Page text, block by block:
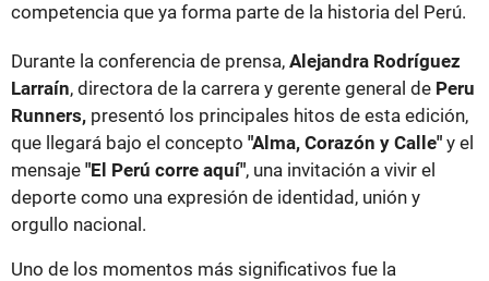
competencia que ya forma parte de la historia del Perú.
Durante la conferencia de prensa, Alejandra Rodríguez
Larraín, directora de la carrera y gerente general de Peru
Runners, presentó los principales hitos de esta edición,
que llegará bajo el concepto "Alma, Corazón y Calle" y el
mensaje "El Perú corre aquí", una invitación a vivir el
deporte como una expresión de identidad, unión y
orgullo nacional.
Uno de los momentos más significativos fue la